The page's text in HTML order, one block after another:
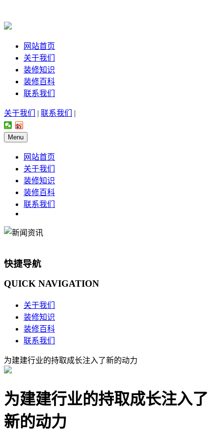
网站首页
关于我们
装修知识
装修百科
联系我们
关于我们 | 联系我们 |
Menu
网站首页
关于我们
装修知识
装修百科
联系我们
快捷导航
QUICK NAVIGATION
关于我们
装修知识
装修百科
联系我们
为建建行业的持取成长注入了新的动力
为建建行业的持取成长注入了
新的动力